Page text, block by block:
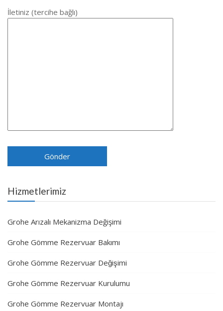
İletiniz (tercihe bağlı)
Hizmetlerimiz
Grohe Arızalı Mekanizma Değişimi
Grohe Gömme Rezervuar Bakımı
Grohe Gömme Rezervuar Değişimi
Grohe Gömme Rezervuar Kurulumu
Grohe Gömme Rezervuar Montajı